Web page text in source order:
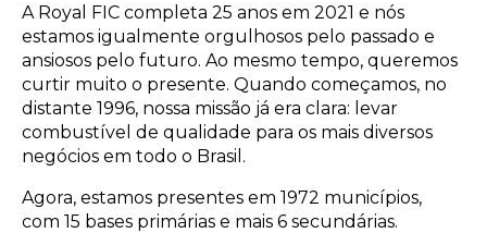
A Royal FIC completa 25 anos em 2021 e nós
estamos igualmente orgulhosos pelo passado e
ansiosos pelo futuro. Ao mesmo tempo, queremos
curtir muito o presente. Quando começamos, no
distante 1996, nossa missão já era clara: levar
combustível de qualidade para os mais diversos
negócios em todo o Brasil.
Agora, estamos presentes em 1972 municípios,
com 15 bases primárias e mais 6 secundárias.